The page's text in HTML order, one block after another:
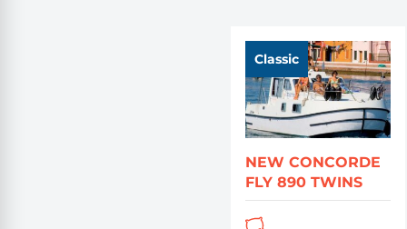
Classic
NEW CONCORDE
FLY 890 TWINS